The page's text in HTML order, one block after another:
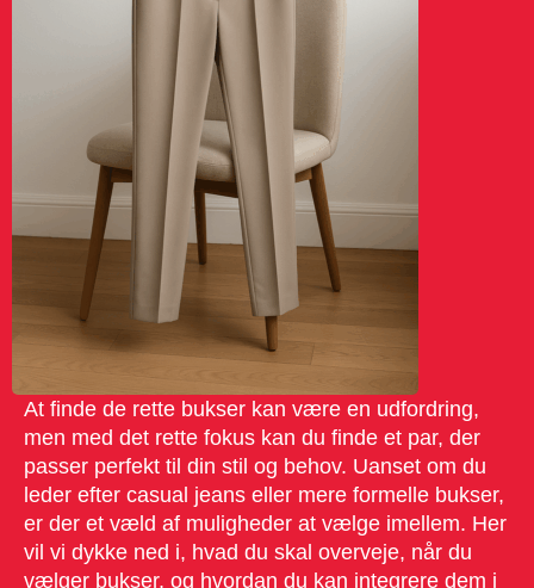
At finde de rette bukser kan være en udfordring,
men med det rette fokus kan du finde et par, der
passer perfekt til din stil og behov. Uanset om du
leder efter casual jeans eller mere formelle bukser,
er der et væld af muligheder at vælge imellem. Her
vil vi dykke ned i, hvad du skal overveje, når du
vælger bukser, og hvordan du kan integrere dem i